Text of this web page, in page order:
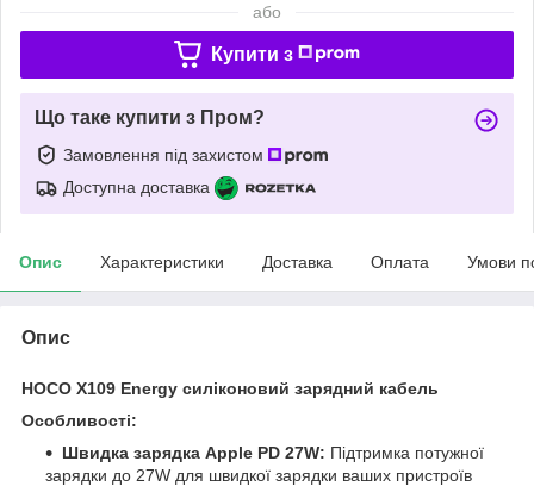
або
Купити з
Що таке купити з Пром?
Замовлення під захистом
Доступна доставка
Опис Характеристики Доставка Оплата Умови
Опис
HOCO X109 Energy силіконовий зарядний кабель
Особливості:
Швидка зарядка Apple PD 27W: Підтримка потужної
зарядки до 27W для швидкої зарядки ваших пристроїв